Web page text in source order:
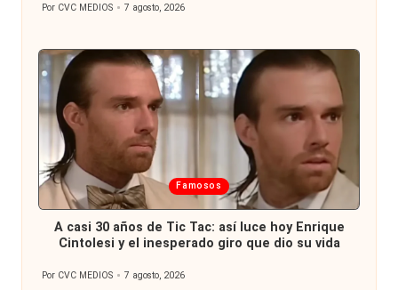
Publicado
Por CVC MEDIOS 7 agosto, 2026
Publicada
en
Famosos
A casi 30 años de Tic Tac: así luce hoy Enrique
Cintolesi y el inesperado giro que dio su vida
Publicado
Por CVC MEDIOS 7 agosto, 2026